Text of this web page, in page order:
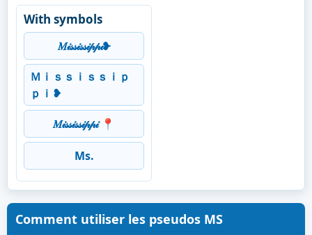
With symbols
𝑀𝒾𝓈𝓈𝒾𝓈𝓈𝒾𝓅𝓅𝒾❥
Ｍｉｓｓｉｓｓｉｐ
ｐｉ❥
𝑀𝒾𝓈𝓈𝒾𝓈𝓈𝒾𝓅𝓅𝒾 📍
Ms.
Comment utiliser les pseudos MS